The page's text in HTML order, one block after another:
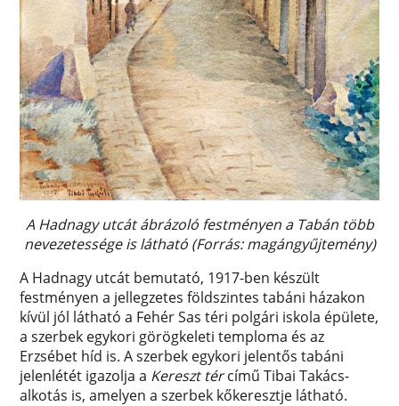
A Hadnagy utcát ábrázoló festményen a Tabán több
nevezetessége is látható (Forrás: magángyűjtemény)
A Hadnagy utcát bemutató, 1917-ben készült
festményen a jellegzetes földszintes tabáni házakon
kívül jól látható a Fehér Sas téri polgári iskola épülete,
a szerbek egykori görögkeleti temploma és az
Erzsébet híd is. A szerbek egykori jelentős tabáni
jelenlétét igazolja a Kereszt tércímű Tibai Takács-
alkotás is, amelyen a szerbek kőkeresztje látható.